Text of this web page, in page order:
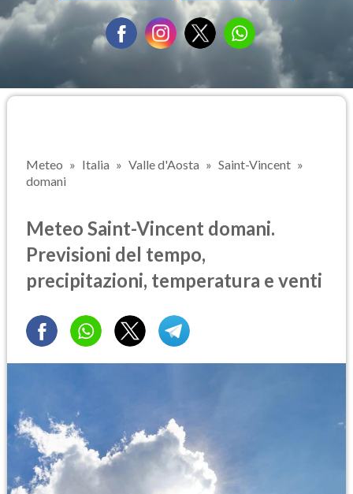
Meteo Italia Valle d'Aosta
Saint-Vincent
domani
Meteo Saint-Vincent domani.
Previsioni del tempo,
precipitazioni, temperatura e venti